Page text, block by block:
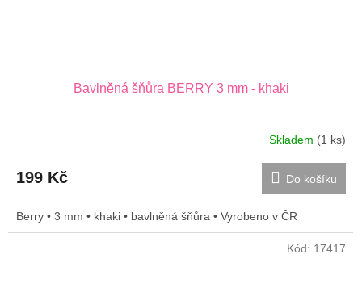
Bavlněná šňůra BERRY 3 mm - khaki
Skladem (1 ks)
199 Kč Do košíku
Berry • 3 mm • khaki • bavlněná šňůra • Vyrobeno v ČR
Kód: 17417